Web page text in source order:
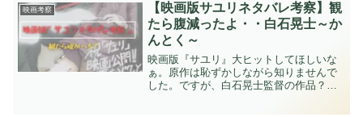
た方も多いのではないでしょうかパルム
ドールを受賞、アカデミー賞に...
映画考察
【映画版サユリネタバレ考察】観
たら腹減ったよ・・白石晃士～か
んとく～
映画版『サユリ』大ヒットしてほしいな
ぁ。原作は恥ずかしながら知りませんで
した。ですが、白石晃士監督の作品？